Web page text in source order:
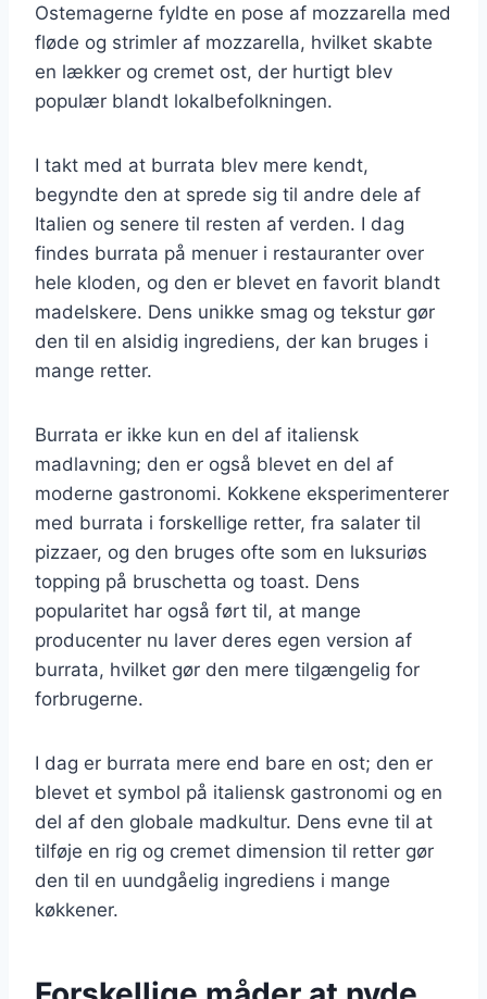
Ostemagerne fyldte en pose af mozzarella med
fløde og strimler af mozzarella, hvilket skabte
en lækker og cremet ost, der hurtigt blev
populær blandt lokalbefolkningen.
I takt med at burrata blev mere kendt,
begyndte den at sprede sig til andre dele af
Italien og senere til resten af verden. I dag
findes burrata på menuer i restauranter over
hele kloden, og den er blevet en favorit blandt
madelskere. Dens unikke smag og tekstur gør
den til en alsidig ingrediens, der kan bruges i
mange retter.
Burrata er ikke kun en del af italiensk
madlavning; den er også blevet en del af
moderne gastronomi. Kokkene eksperimenterer
med burrata i forskellige retter, fra salater til
pizzaer, og den bruges ofte som en luksuriøs
topping på bruschetta og toast. Dens
popularitet har også ført til, at mange
producenter nu laver deres egen version af
burrata, hvilket gør den mere tilgængelig for
forbrugerne.
I dag er burrata mere end bare en ost; den er
blevet et symbol på italiensk gastronomi og en
del af den globale madkultur. Dens evne til at
tilføje en rig og cremet dimension til retter gør
den til en uundgåelig ingrediens i mange
køkkener.